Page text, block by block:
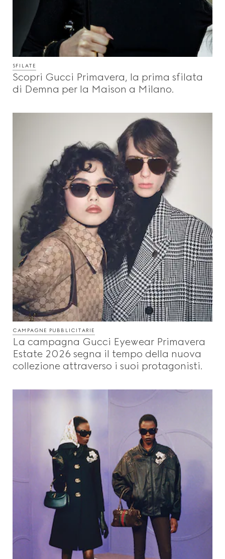
SFILATE
Scopri Gucci Primavera, la prima sfilata
di Demna per la Maison a Milano.
CAMPAGNE PUBBLICITARIE
La campagna Gucci Eyewear Primavera
Estate 2026 segna il tempo della nuova
collezione attraverso i suoi protagonisti.